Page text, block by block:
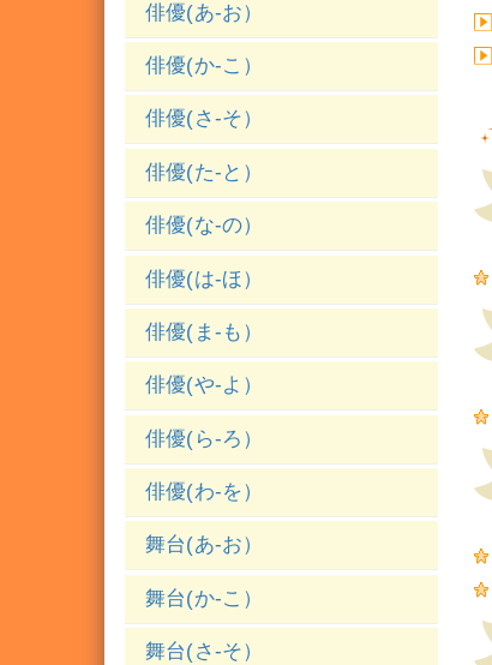
俳優(あ-お）
俳優(か-こ）
俳優(さ-そ）
俳優(た-と）
俳優(な-の）
俳優(は-ほ）
俳優(ま-も）
俳優(や-よ）
俳優(ら-ろ）
俳優(わ-を）
舞台(あ-お）
舞台(か-こ）
舞台(さ-そ）